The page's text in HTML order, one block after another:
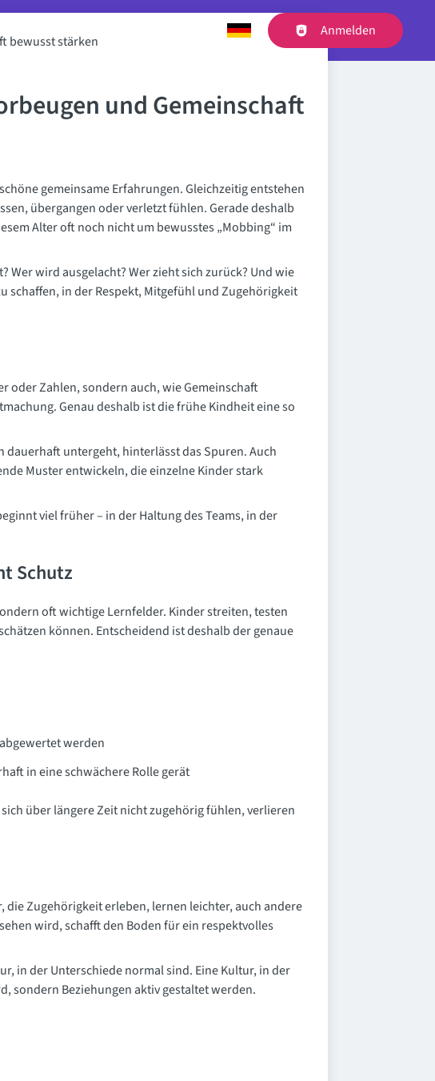
Haupt-Navigation Anmelden
bewusst stärken
und Gemeinschaft
gemeinsame Erfahrungen. Gleichzeitig entstehen
übergangen oder verletzt fühlen. Gerade deshalb
Alter oft noch nicht um bewusstes „Mobbing“ im
Wer wird ausgelacht? Wer zieht sich zurück? Und wie
schaffen, in der Respekt, Mitgefühl und Zugehörigkeit
oder Zahlen, sondern auch, wie Gemeinschaft
Genau deshalb ist die frühe Kindheit eine so
untergeht, hinterlässt das Spuren. Auch
Muster entwickeln, die einzelne Kinder stark
viel früher – in der Haltung des Teams, in der
Schutz
oft wichtige Lernfelder. Kinder streiten, testen
können. Entscheidend ist deshalb der genaue
werden
in eine schwächere Rolle gerät
über längere Zeit nicht zugehörig fühlen, verlieren
die Zugehörigkeit erleben, lernen leichter, auch andere
wird, schafft den Boden für ein respektvolles
in der Unterschiede normal sind. Eine Kultur, in der
sondern Beziehungen aktiv gestaltet werden.